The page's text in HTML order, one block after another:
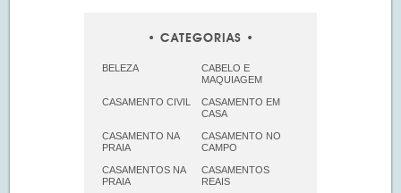
CATEGORIAS
BELEZA
CABELO E
MAQUIAGEM
CASAMENTO CIVIL
CASAMENTO EM
CASA
CASAMENTO NA
PRAIA
CASAMENTO NO
CAMPO
CASAMENTOS NA
PRAIA
CASAMENTOS
REAIS